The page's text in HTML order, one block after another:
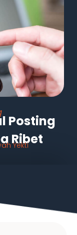
Posting
Ribet
Yekti